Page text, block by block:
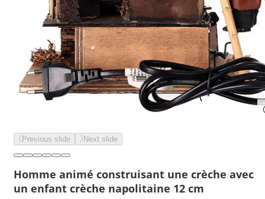
Previous slide Next slide
Homme animé construisant une crèche avec
un enfant crèche napolitaine 12 cm